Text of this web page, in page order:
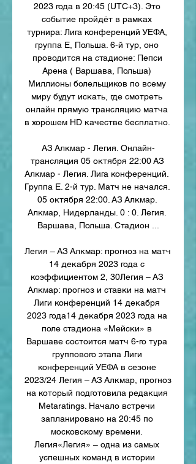
2023 года в 20:45 (UTC+3). Это
событие пройдёт в рамках
турнира: Лига конференций УЕФА,
группа E, Польша. 6-й тур, оно
проводится на стадионе: Пепси
Арена ( Варшава, Польша)
Миллионы болельщиков по всему
миру будут искать, где смотреть
онлайн прямую трансляцию матча
в хорошем HD качестве бесплатно.
АЗ Алкмар - Легия. Онлайн-
трансляция 05 октября 22:00 АЗ
Алкмар - Легия. Лига конференций.
Группа E. 2-й тур. Матч не начался.
05 октября 22:00. АЗ Алкмар.
Алкмар, Нидерланды. 0 : 0. Легия.
Варшава, Польша. Стадион ...
Легия – АЗ Алкмар: прогноз на матч
14 декабря 2023 года с
коэффициентом 2, 30Легия – АЗ
Алкмар: прогноз и ставки на матч
Лиги конференций 14 декабря
2023 года14 декабря 2023 года на
поле стадиона «Мейски» в
Варшаве состоится матч 6-го тура
группового этапа Лиги
конференций УЕФА в сезоне
2023/24 Легия – АЗ Алкмар, прогноз
на который подготовила редакция
Metaratings. Начало встречи
запланировано на 20:45 по
московскому времени.
Легия«Легия» – одна из самых
успешных команд в истории